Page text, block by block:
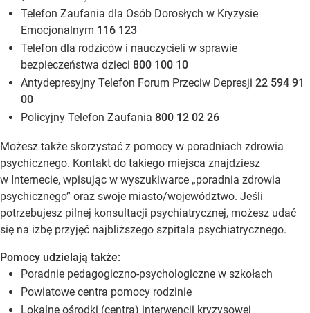
Telefon Zaufania dla Osób Dorosłych w Kryzysie
Emocjonalnym 116 123
Telefon dla rodziców i nauczycieli w sprawie
bezpieczeństwa dzieci 800 100 10
Antydepresyjny Telefon Forum Przeciw Depresji 22 594 91
00
Policyjny Telefon Zaufania 800 12 02 26
Możesz także skorzystać z pomocy w poradniach zdrowia
psychicznego. Kontakt do takiego miejsca znajdziesz
w Internecie, wpisując w wyszukiwarce „poradnia zdrowia
psychicznego” oraz swoje miasto/województwo. Jeśli
potrzebujesz pilnej konsultacji psychiatrycznej, możesz udać
się na izbę przyjęć najbliższego szpitala psychiatrycznego.
Pomocy udzielają także:
Poradnie pedagogiczno-psychologiczne w szkołach
Powiatowe centra pomocy rodzinie
Lokalne ośrodki (centra) interwencji kryzysowej